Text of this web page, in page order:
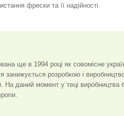
фрески та її надійності.
ще в 1994 році як совомісне
занижується розробкою і
На даний момент у теці